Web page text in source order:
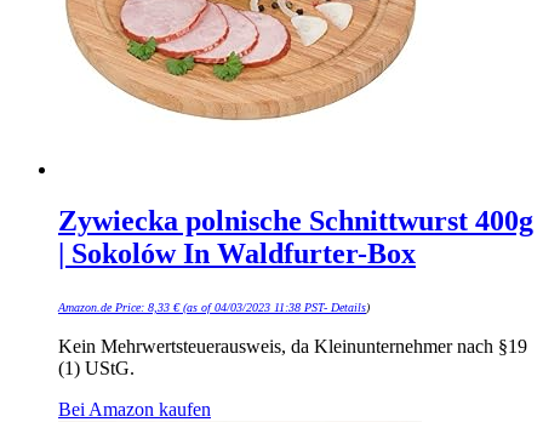
Zywiecka polnische Schnittwurst 400g
| Sokolów In Waldfurter-Box
Amazon.de Price: 8,33 €(as of 04/03/2023 11:38 PST- Details)
Kein Mehrwertsteuerausweis, da Kleinunternehmer nach §19
(1) UStG.
Bei Amazon kaufen